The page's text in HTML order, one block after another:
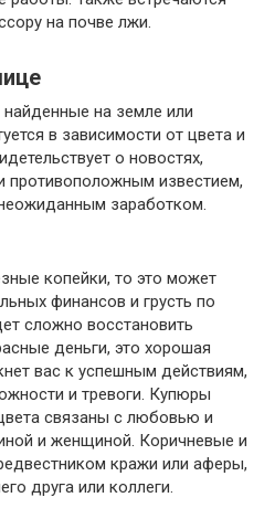
на почве лжи.
на земле или
в зависимости от цвета и
о новостях,
противоположным известием,
заработком.
копейки, то это может
финансов и грусть по
сложно восстановить
деньги, это хорошая
вас к успешным действиям,
и тревоги. Купюры
связаны с любовью и
и женщиной. Коричневые и
кражи или аферы,
друга или коллеги.